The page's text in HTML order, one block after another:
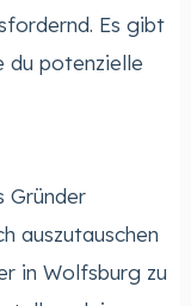
Es gibt
du potenzielle
Gründer
auszutauschen
in Wolfsburg zu